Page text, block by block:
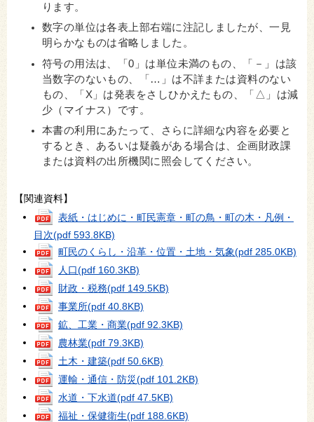
ります。
数字の単位は各表上部右端に注記しましたが、一見
明らかなものは省略しました。
符号の用法は、「0」は単位未満のもの、「－」は該
当数字のないもの、「…」は不詳または資料のない
もの、「X」は発表をさしひかえたもの、「△」は減
少（マイナス）です。
本書の利用にあたって、さらに詳細な内容を必要と
するとき、あるいは疑義がある場合は、企画財政課
または資料の出所機関に照会してください。
【関連資料】
表紙・はじめに・町民憲章・町の鳥・町の木・凡例・
目次(pdf 593.8KB)
町民のくらし・沿革・位置・土地・気象(pdf 285.0KB)
人口(pdf 160.3KB)
財政・税務(pdf 149.5KB)
事業所(pdf 40.8KB)
鉱、工業・商業(pdf 92.3KB)
農林業(pdf 79.3KB)
土木・建築(pdf 50.6KB)
運輸・通信・防災(pdf 101.2KB)
水道・下水道(pdf 47.5KB)
福祉・保健衛生(pdf 188.6KB)